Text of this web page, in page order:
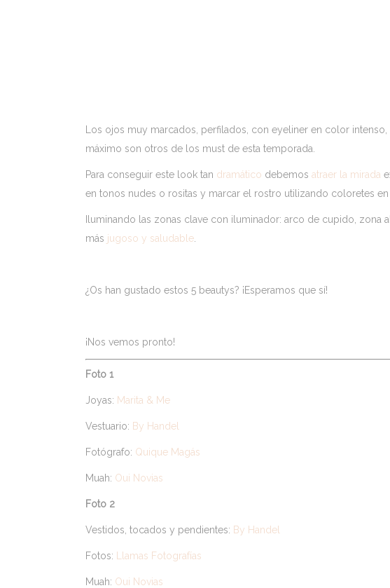
Los ojos muy marcados, perfilados, con eyeliner en color
máximo son otros de los must de esta temporada.
Para conseguir este look tan dramático debemos atraer la mirada
en tonos nudes o rositas y marcar el rostro utilizando coloretes en
Iluminando las zonas clave con iluminador: arco de cupido,
más jugoso y saludable
¿Os han gustado estos 5 beautys? ¡Esperamos que sí!
¡Nos vemos pronto!
Foto 1
Joyas: Marita & Me
Vestuario: By Handel
Fotógrafo: Quique Magás
Muah: Oui Novias
Foto 2
Vestidos, tocados y pendientes: By Handel
Fotos: Llamas Fotografías
Muah: Oui Novias